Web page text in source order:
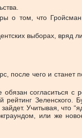
о том, что
выборах, вряд
после чего и станет
согласиться с
Зеленского.
Учитывая, что
или же